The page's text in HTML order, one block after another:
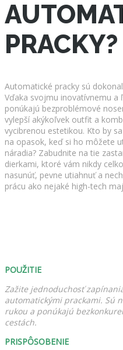
PRACKY?
Automatické pracky sú
Vďaka svojmu inovatívnemu
ponúkajú bezproblémové
vylepší akýkoľvek outfit a
vycibrenou estetikou. Kto by
na opasok, keď si ho môžete
náradia? Zabudnite na tie
dierkami, ktoré vám nikdy
nasunúť, pevne utiahnuť a
prácu ako nejaké high-tech
POUŽITIE
Zažite jednoduchosť
automatickými prackami. Sú
rukou a ponúkajú
cestách.
PRISPÔSOBENIE